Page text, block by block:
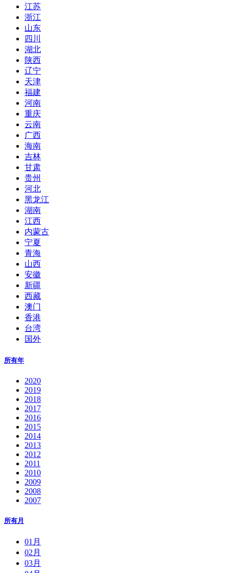
江苏
浙江
山东
四川
湖北
陕西
辽宁
天津
福建
河南
重庆
云南
广西
海南
吉林
甘肃
贵州
河北
黑龙江
湖南
江西
内蒙古
宁夏
青海
山西
安徽
新疆
西藏
澳门
香港
台湾
国外
所有年
2020
2019
2018
2017
2016
2015
2014
2013
2012
2011
2010
2009
2008
2007
所有月
01月
02月
03月